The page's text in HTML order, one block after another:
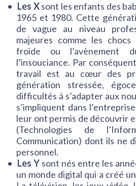
Les Xsont les enfants des
1965 et 1980. Cette
de vague au niveau
majeures comme les
froide ou l’avènement
l’insouciance. Par
travail est au cœur des
génération stressée,
difficultés à s’adapter aux
s’impliquent dans
leur ont permis de découvrir
(Technologies de
Communication) dont ils ne
personnel.
Les Y sont nés entre les
un monde digital qui a créé